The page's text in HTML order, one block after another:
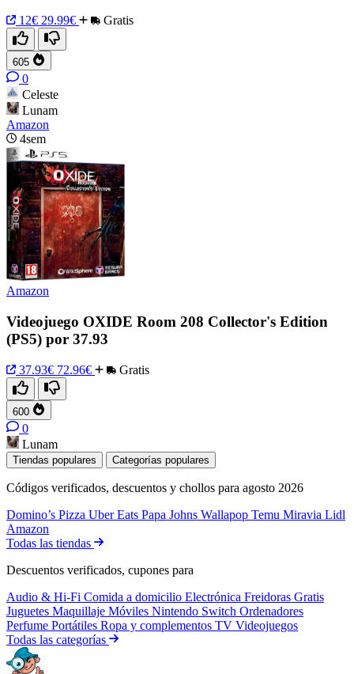
12€ 29.99€ Gratis
605
0
Celeste
Lunam
Amazon
4sem
Amazon
Videojuego OXIDE Room 208 Collector's Edition
(PS5) por 37.93
37.93€ 72.96€ Gratis
600
0
Lunam
Tiendas populares Categorías populares
Códigos verificados, descuentos y chollos para agosto 2026
Domino’s Pizza Uber Eats Papa Johns Wallapop Temu Miravia Lidl
Amazon
Todas las tiendas
Descuentos verificados, cupones para
Audio & Hi-Fi Comida a domicilio Electrónica Freidoras Gratis
Juguetes Maquillaje Móviles Nintendo Switch Ordenadores
Perfume Portátiles Ropa y complementos TV Videojuegos
Todas las categorías